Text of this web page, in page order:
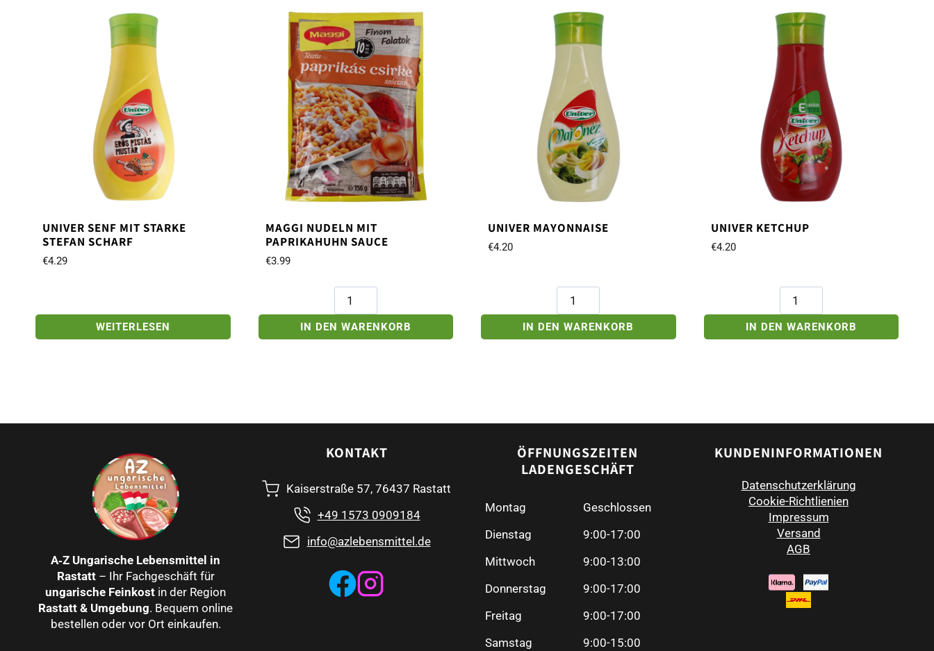
UNIVER SENF MIT STARKE
STEFAN SCHARF
€4.29
WEITERLESEN
MAGGI NUDELN MIT
PAPRIKAHUHN SAUCE
€3.99
Maggi
Nudeln
mit
Paprikahuhn
IN DEN WARENKORB
UNIVER MAYONNAISE
€4.20
Univer
Mayonnaise
Menge
IN DEN WARENKORB
UNIVER KETCHUP
€4.20
Univer
Ketchup
Menge
IN DEN WARENKORB
A‑Z Ungarische Lebensmittel in
Rastatt– Ihr Fachgeschäft für
ungarische Feinkost in der Region
Rastatt & Umgebung. Bequem online
bestellen oder vor Ort einkaufen.
KONTAKT
Kaiserstraße 57, 76437 Rastatt
+49 1573 0909184
info@azlebensmittel.de
ÖFFNUNGSZEITEN
LADENGESCHÄFT
Montag
Geschlossen
Dienstag
9:00-17:00
Mittwoch
9:00-13:00
Donnerstag
9:00-17:00
Freitag
9:00-17:00
Samstag
9:00-15:00
KUNDENINFORMATIONEN
Datenschutzerklärung
Cookie-Richtlienien
Impressum
Versand
AGB